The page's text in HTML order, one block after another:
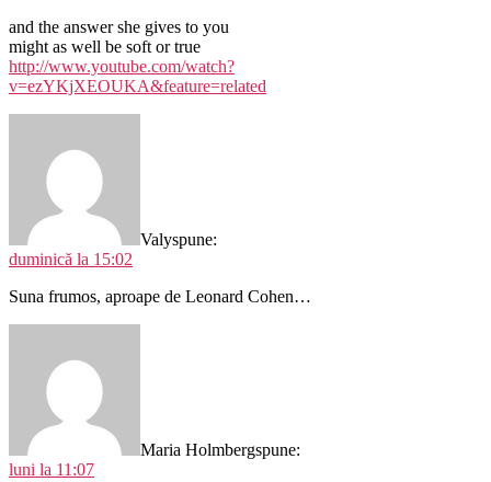
and the answer she gives to you
might as well be soft or true
http://www.youtube.com/watch?
v=ezYKjXEOUKA&feature=related
Valyspune:
duminică la 15:02
Suna frumos, aproape de Leonard Cohen…
Maria Holmbergspune:
luni la 11:07